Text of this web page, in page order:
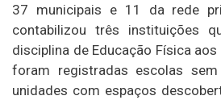
37 municipais e 11 da rede
contabilizou três instituições
disciplina de Educação Física
foram registradas escolas sem
unidades com espaços